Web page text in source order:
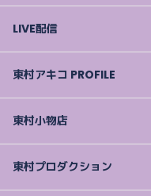
LIVE配信
東村アキコ PROFILE
東村小物店
東村プロダクション